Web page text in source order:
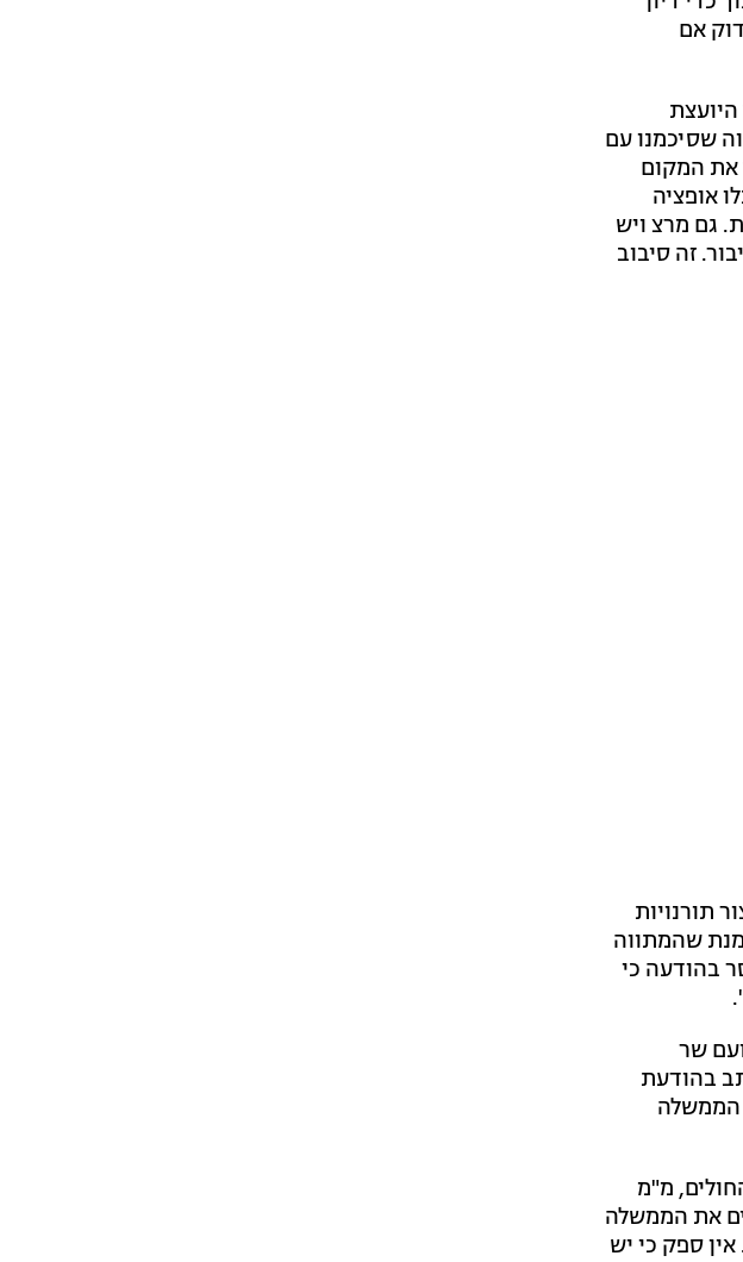
2023. ביקשתי לבדוק אם
היועצת
שסיכמנו עם
את המקום
אופציה
גם מרצ ויש
זה סיבוב
תורנויות
מנת שהמתווה
עוד נמסר בהודעה כי
שר
בהודעת
הממשלה
מ"מ
את הממשלה
ספק כי יש